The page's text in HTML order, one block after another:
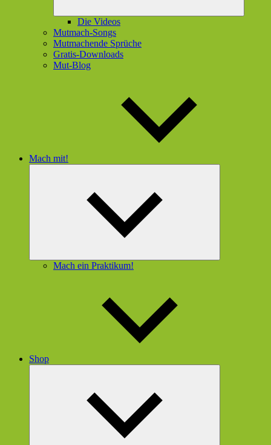
Die Videos
Mutmach-Songs
Mutmachende Sprüche
Gratis-Downloads
Mut-Blog
Mach mit!
Mach ein Praktikum!
Shop